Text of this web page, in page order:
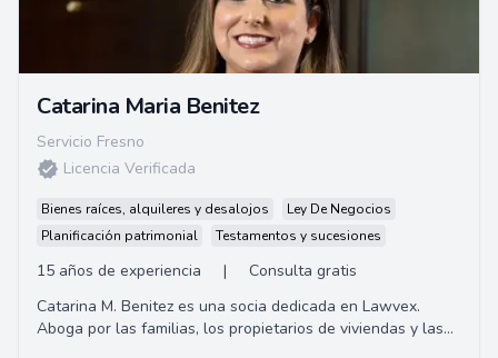
Catarina Maria Benitez
Servicio Fresno
Licencia Verificada
Bienes raíces, alquileres y desalojos
Ley De Negocios
Planificación patrimonial
Testamentos y sucesiones
15 años de experiencia |
Consulta gratis
Catarina M. Benitez es una socia dedicada en Lawvex.
Aboga por las familias, los propietarios de viviendas y las